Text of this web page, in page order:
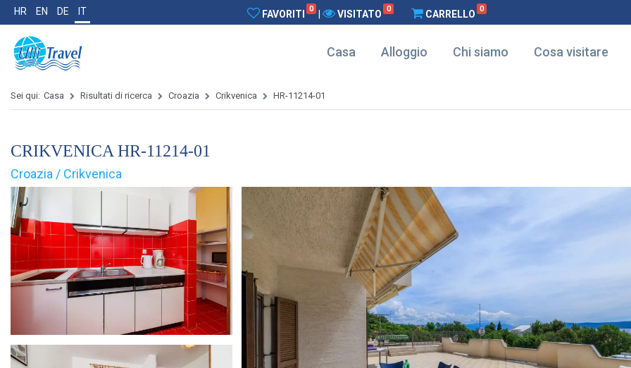
HR EN DE IT FAVORITI 0 VISITATO 0 CARRELLO 0
Casa Alloggio Chi siamo Cosa visitare
Sei qui: Casa Risultati di ricerca Croazia Crikvenica HR-11214-01
CRIKVENICA HR-11214-01
Croazia / Crikvenica